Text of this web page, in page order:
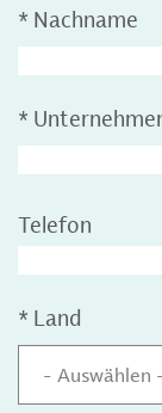
* Nachname
*
Telefon
* Land
- Auswählen